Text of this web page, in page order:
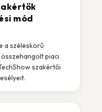
mód
a széleskörű
piaci
szakértői